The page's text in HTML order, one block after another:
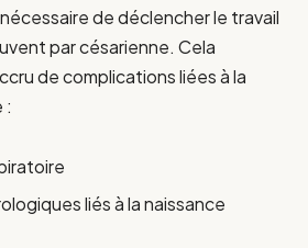
de déclencher le travail
par césarienne. Cela
de complications liées à la
:
liés à la naissance